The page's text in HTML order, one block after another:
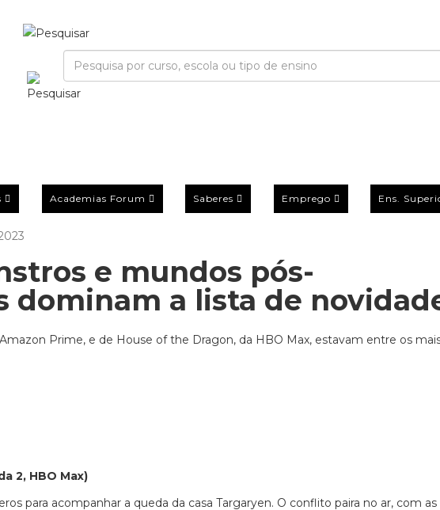
Academias Forum Saberes Emprego Ens.
e mundos pós-
dominam a lista de
Prime, e de House of the Dragon, da HBO Max, estavam entre os
2, HBO Max)
para acompanhar a queda da casa Targaryen. O conflito paira no ar, com as